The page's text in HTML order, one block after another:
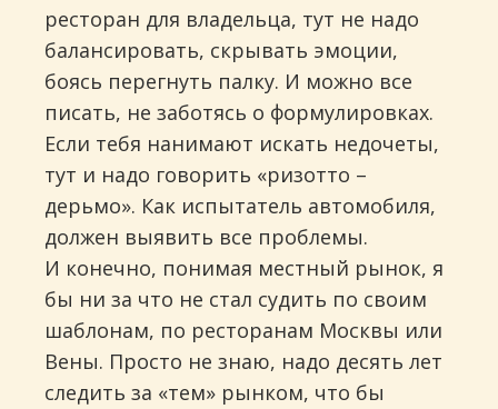
ресторан для владельца, тут не надо
балансировать, скрывать эмоции,
боясь перегнуть палку. И можно все
писать, не заботясь о формулировках.
Если тебя нанимают искать недочеты,
тут и надо говорить «ризотто –
дерьмо». Как испытатель автомобиля,
должен выявить все проблемы.
И конечно, понимая местный рынок, я
бы ни за что не стал судить по своим
шаблонам, по ресторанам Москвы или
Вены. Просто не знаю, надо десять лет
следить за «тем» рынком, что бы